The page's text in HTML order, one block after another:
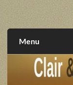
extrêmes,
Menu